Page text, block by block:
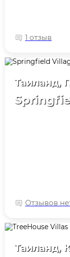
1 отзыв
Таиланд,
Отзывов
Таиланд,